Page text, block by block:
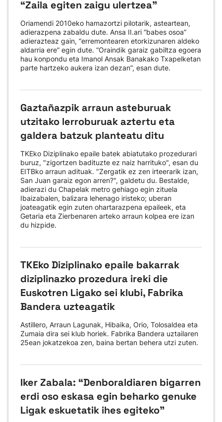
“Zaila egiten zaigu ulertzea”
Oriamendi 2010eko hamazortzi pilotarik, asteartean,
adierazpena zabaldu dute. Ansa II.ari “babes osoa”
adierazteaz gain, “erremontearen etorkizunaren aldeko
aldarria ere” egin dute. “Oraindik garaiz gabiltza egoera
hau konpondu eta Imanol Ansak Banakako Txapelketan
parte hartzeko aukera izan dezan”, esan dute.
Gaztañazpik arraun asteburuak
utzitako lerroburuak aztertu eta
galdera batzuk planteatu ditu
TKEko Diziplinako epaile batek abiatutako prozedurari
buruz, "zigortzen badituzte ez naiz harrituko", esan du
EITBko arraun adituak. "Zergatik ez zen irteerarik izan,
San Juan garaiz egon arren?", galdetu du. Bestalde,
adierazi du Chapelak metro gehiago egin zituela
Ibaizabalen, balizara lehenago iristeko; uberan
joateagatik egin zuten ohartarazpena epaileek, eta
Getaria eta Zierbenaren arteko arraun kolpea ere izan
du hizpide.
TKEko Diziplinako epaile bakarrak
diziplinazko prozedura ireki die
Euskotren Ligako sei klubi, Fabrika
Bandera uzteagatik
Astillero, Arraun Lagunak, Hibaika, Orio, Tolosaldea eta
Zumaia dira sei klub horiek. Fabrika Bandera uztailaren
25ean jokatzekoa zen, baina bertan behera utzi zuten.
Iker Zabala: “Denboraldiaren bigarren
erdi oso eskasa egin beharko genuke
Ligak eskuetatik ihes egiteko"